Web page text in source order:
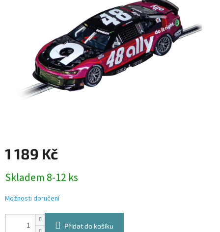
1 189 Kč
cena:
Skladem 8-12 ks
Možnosti doručení
Přidat do košíku